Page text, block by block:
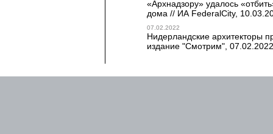
«Архнадзору» удалось
дома // ИА FederalCity,
07.02.2022
Нидерландские архитекторы
издание "Смотрим", 07.02.2022